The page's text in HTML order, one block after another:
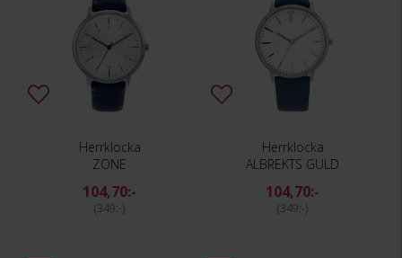
Herrklocka
ZONE
104,70:-
349:-
Herrklocka
ALBREKTS GULD
104,70:-
349:-